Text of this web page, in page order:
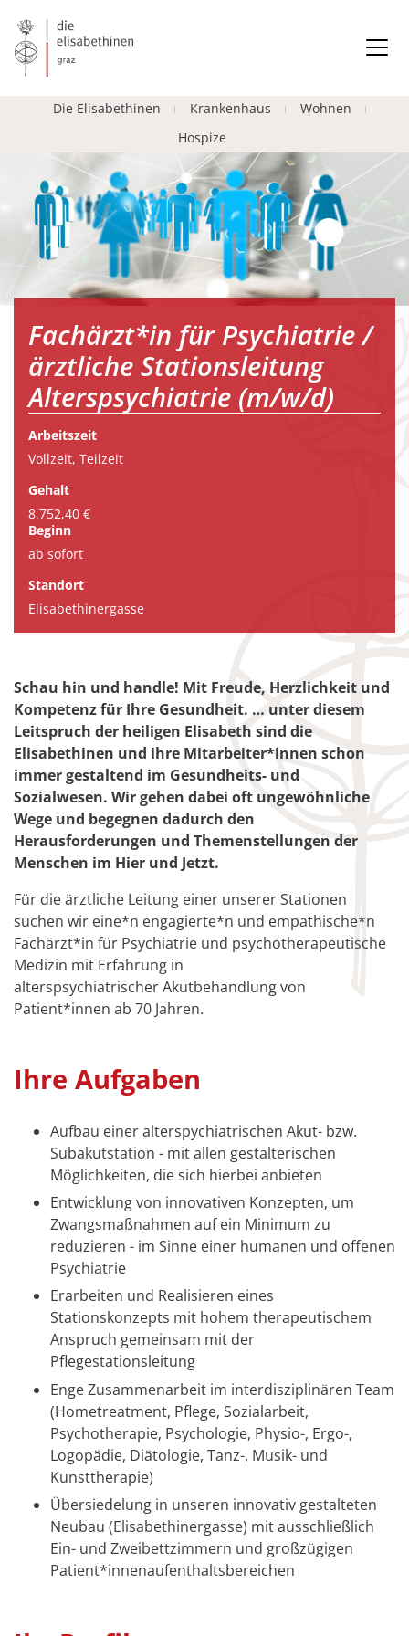
Die Elisabethinen Krankenhaus
Wohnen
Hospize
Fachärzt*in für Psychiatrie /
ärztliche Stationsleitung
Alterspsychiatrie (m/w/d)
Arbeitszeit
Vollzeit, Teilzeit
Gehalt
8.752,40 €
Beginn
ab sofort
Standort
Elisabethinergasse
Schau hin und handle! Mit Freude, Herzlichkeit und
Kompetenz für Ihre Gesundheit. … unter diesem
Leitspruch der heiligen Elisabeth sind die
Elisabethinen und ihre Mitarbeiter*innen schon
immer gestaltend im Gesundheits- und
Sozialwesen. Wir gehen dabei oft ungewöhnliche
Wege und begegnen dadurch den
Herausforderungen und Themenstellungen der
Menschen im Hier und Jetzt.
Für die ärztliche Leitung einer unserer Stationen
suchen wir eine*n engagierte*n und empathische*n
Fachärzt*in für Psychiatrie und psychotherapeutische
Medizin mit Erfahrung in
alterspsychiatrischer Akutbehandlung von
Patient*innen ab 70 Jahren.
Ihre Aufgaben
Aufbau einer alterspychiatrischen Akut- bzw.
Subakutstation - mit allen gestalterischen
Möglichkeiten, die sich hierbei anbieten
Entwicklung von innovativen Konzepten, um
Zwangsmaßnahmen auf ein Minimum zu
reduzieren - im Sinne einer humanen und offenen
Psychiatrie
Erarbeiten und Realisieren eines
Stationskonzepts mit hohem therapeutischem
Anspruch gemeinsam mit der
Pflegestationsleitung
Enge Zusammenarbeit im interdisziplinären Team
(Hometreatment, Pflege, Sozialarbeit,
Psychotherapie, Psychologie, Physio-, Ergo-,
Logopädie, Diätologie, Tanz-, Musik- und
Kunsttherapie)
Übersiedelung in unseren innovativ gestalteten
Neubau (Elisabethinergasse) mit ausschließlich
Ein- und Zweibettzimmern und großzügigen
Patient*innenaufenthaltsbereichen